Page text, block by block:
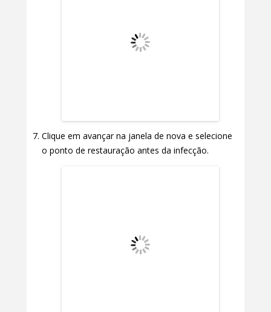
Clique em avançar na janela de nova e selecione
o ponto de restauração antes da infecção.